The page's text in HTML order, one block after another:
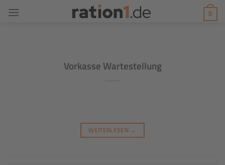
Inhalt
0
Vorkasse Wartestellung
WEITERLESEN →